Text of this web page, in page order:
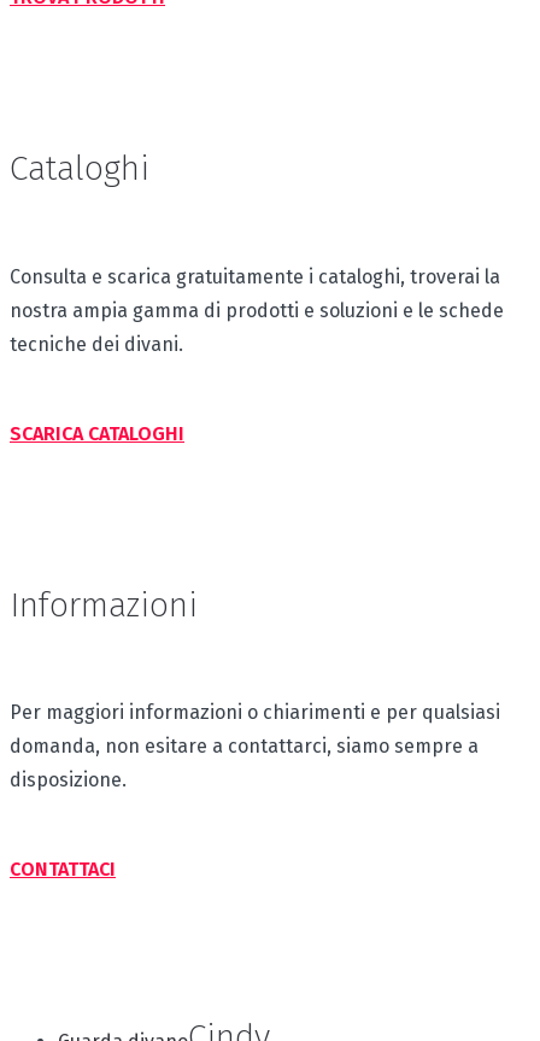
Cataloghi
Consulta e scarica gratuitamente i cataloghi, troverai la
nostra ampia gamma di prodotti e soluzioni e le schede
tecniche dei divani.
SCARICA CATALOGHI
Informazioni
Per maggiori informazioni o chiarimenti e per qualsiasi
domanda, non esitare a contattarci, siamo sempre a
disposizione.
CONTATTACI